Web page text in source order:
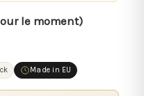
le moment)
Made in EU